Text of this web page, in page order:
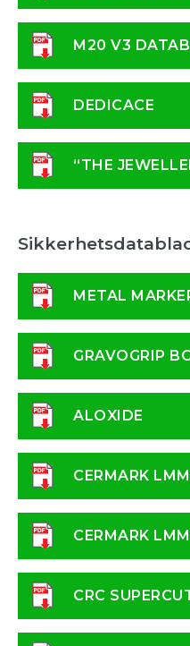
M20 V3
DEDICACE
“THE
METAL
GRAVOGRIP
ALOXIDE
CERMARK
CERMARK
CRC